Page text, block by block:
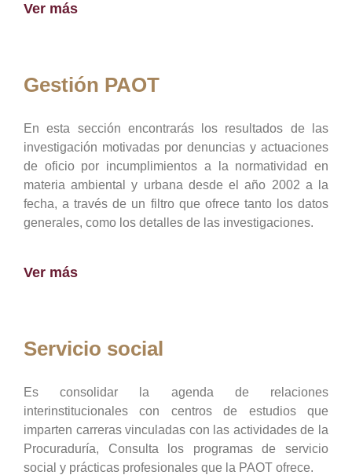
Ver más
Gestión PAOT
En esta sección encontrarás los resultados de las
investigación motivadas por denuncias y actuaciones
de oficio por incumplimientos a la normatividad en
materia ambiental y urbana desde el año 2002 a la
fecha, a través de un filtro que ofrece tanto los datos
generales, como los detalles de las investigaciones.
Ver más
Servicio social
Es consolidar la agenda de relaciones
interinstitucionales con centros de estudios que
imparten carreras vinculadas con las actividades de la
Procuraduría, Consulta los programas de servicio
social y prácticas profesionales que la PAOT ofrece.